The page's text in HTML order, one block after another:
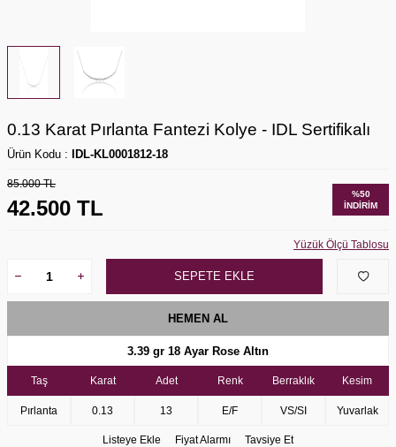
0.13 Karat Pırlanta Fantezi Kolye - IDL Sertifikalı
Ürün Kodu : IDL-KL0001812-18
85.000TL
42.500 TL
%50
İNDIRIM
Yüzük Ölçü Tablosu
SEPETE EKLE
HEMEN AL
3.39 gr 18 Ayar Rose Altın
Taş
Pırlanta
Karat
0.13
Adet
13
Renk
E/F
Berraklık
VS/SI
Kesim
Yuvarlak
Listeye Ekle Fiyat Alarmı Tavsiye Et